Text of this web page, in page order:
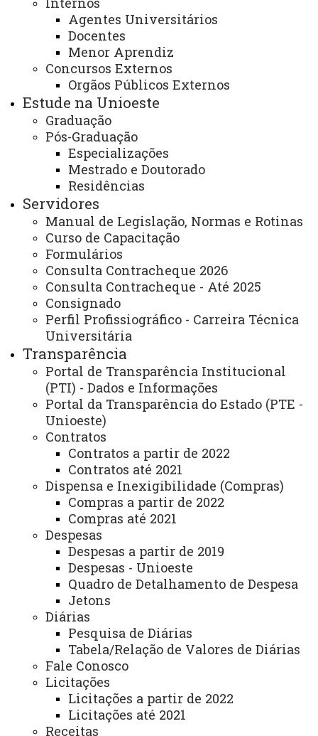
Agentes Universitários
Docentes
Menor Aprendiz
Concursos Externos
Orgãos Públicos Externos
Estude na Unioeste
Graduação
Pós-Graduação
Especializações
Mestrado e Doutorado
Residências
Servidores
Manual de Legislação, Normas e Rotinas
Curso de Capacitação
Formulários
Consulta Contracheque 2026
Consulta Contracheque - Até 2025
Consignado
Perfil Profissiográfico - Carreira Técnica
Universitária
Transparência
Portal de Transparência Institucional
(PTI) - Dados e Informações
Portal da Transparência do Estado (PTE -
Unioeste)
Contratos
Contratos a partir de 2022
Contratos até 2021
Dispensa e Inexigibilidade (Compras)
Compras a partir de 2022
Compras até 2021
Despesas
Despesas a partir de 2019
Despesas - Unioeste
Quadro de Detalhamento de Despesa
Jetons
Diárias
Pesquisa de Diárias
Tabela/Relação de Valores de Diárias
Fale Conosco
Licitações
Licitações a partir de 2022
Licitações até 2021
Receitas
pesquisa e extensão, principalmente nas linhas de
pesquisa em desenvolvimento Econômico Regional e
Economia do Agronegócio.
- Promover a integração Universidade/Sociedade
incentivando a realização da pesquisa aplicada e
participando de fóruns, conselhos, projetos e pesquisas
ligados ao desenvolvimento regional.
E-mail: toledo.mestradoeconomia@unioeste.br
Telefone: (45) 3379-4002
Página Eletrônica
https://www5.unioeste.br/portalunioeste/pos/pge
Endereço para atendimento presencial e
correspondência:
Rua Guaíra, 3141 – Bloco E2, sala 207 (2º andar),
Jardim Santa Maria, CEP 85.903-220, Toledo – Paraná.
Dias e horários de Atendimento:
Segunda-feira a sexta-feira das 8h00 às 12h00 e
das 13h00 às 17h00.
ATUALIZAÇÃO MAIS RECENTE: 02 DE MAIO DE 2024
ACESSOS: 1031
Você está aqui:Unioeste
Campus de Toledo - Carta de Serviços
Lista de Itens de Toledo
Programa de Pós-Graduação em Economia - PGE
ACESSE
Acesso Restrito (Editores do Portal)
Arquivo Virtual